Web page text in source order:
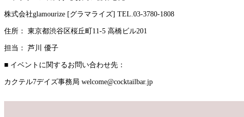
株式会社glamourize [グラマライズ] TEL.03-3780-1808
住所： 東京都渋谷区桜丘町11-5 高橋ビル201
担当： 芦川 優子
■ イベントに関するお問い合わせ先：
カクテル7デイズ事務局 welcome@cocktailbar.jp